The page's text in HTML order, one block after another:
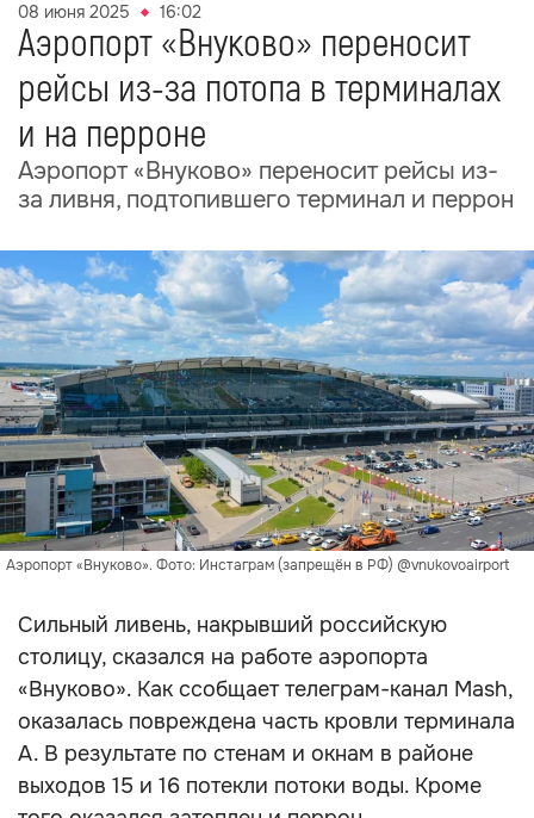
08 июня 2025 16:02
Аэропорт «Внуково» переносит
рейсы из-за потопа в терминалах
и на перроне
Аэропорт «Внуково» переносит рейсы из-
за ливня, подтопившего терминал и перрон
Аэропорт «Внуково». Фото: Инстаграм (запрещён в РФ) @vnukovoairport
Сильный ливень, накрывший российскую
столицу, сказался на работе аэропорта
«Внуково». Как ссобщает телеграм-канал Mash,
оказалась повреждена часть кровли терминала
А. В результате по стенам и окнам в районе
выходов 15 и 16 потекли потоки воды. Кроме